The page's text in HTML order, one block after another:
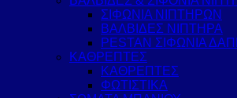
ΣΙΦΩΝΙΑ ΝΙΠΤΗΡΩΝ
ΒΑΛΒΙΔΕΣ ΝΙΠΤΗΡΑ
PESTAN ΣΙΦΩΝΙΑ
ΚΑΘΡΕΠΤΕΣ
ΚΑΘΡΕΠΤΕΣ
ΦΩΤΙΣΤΙΚΑ